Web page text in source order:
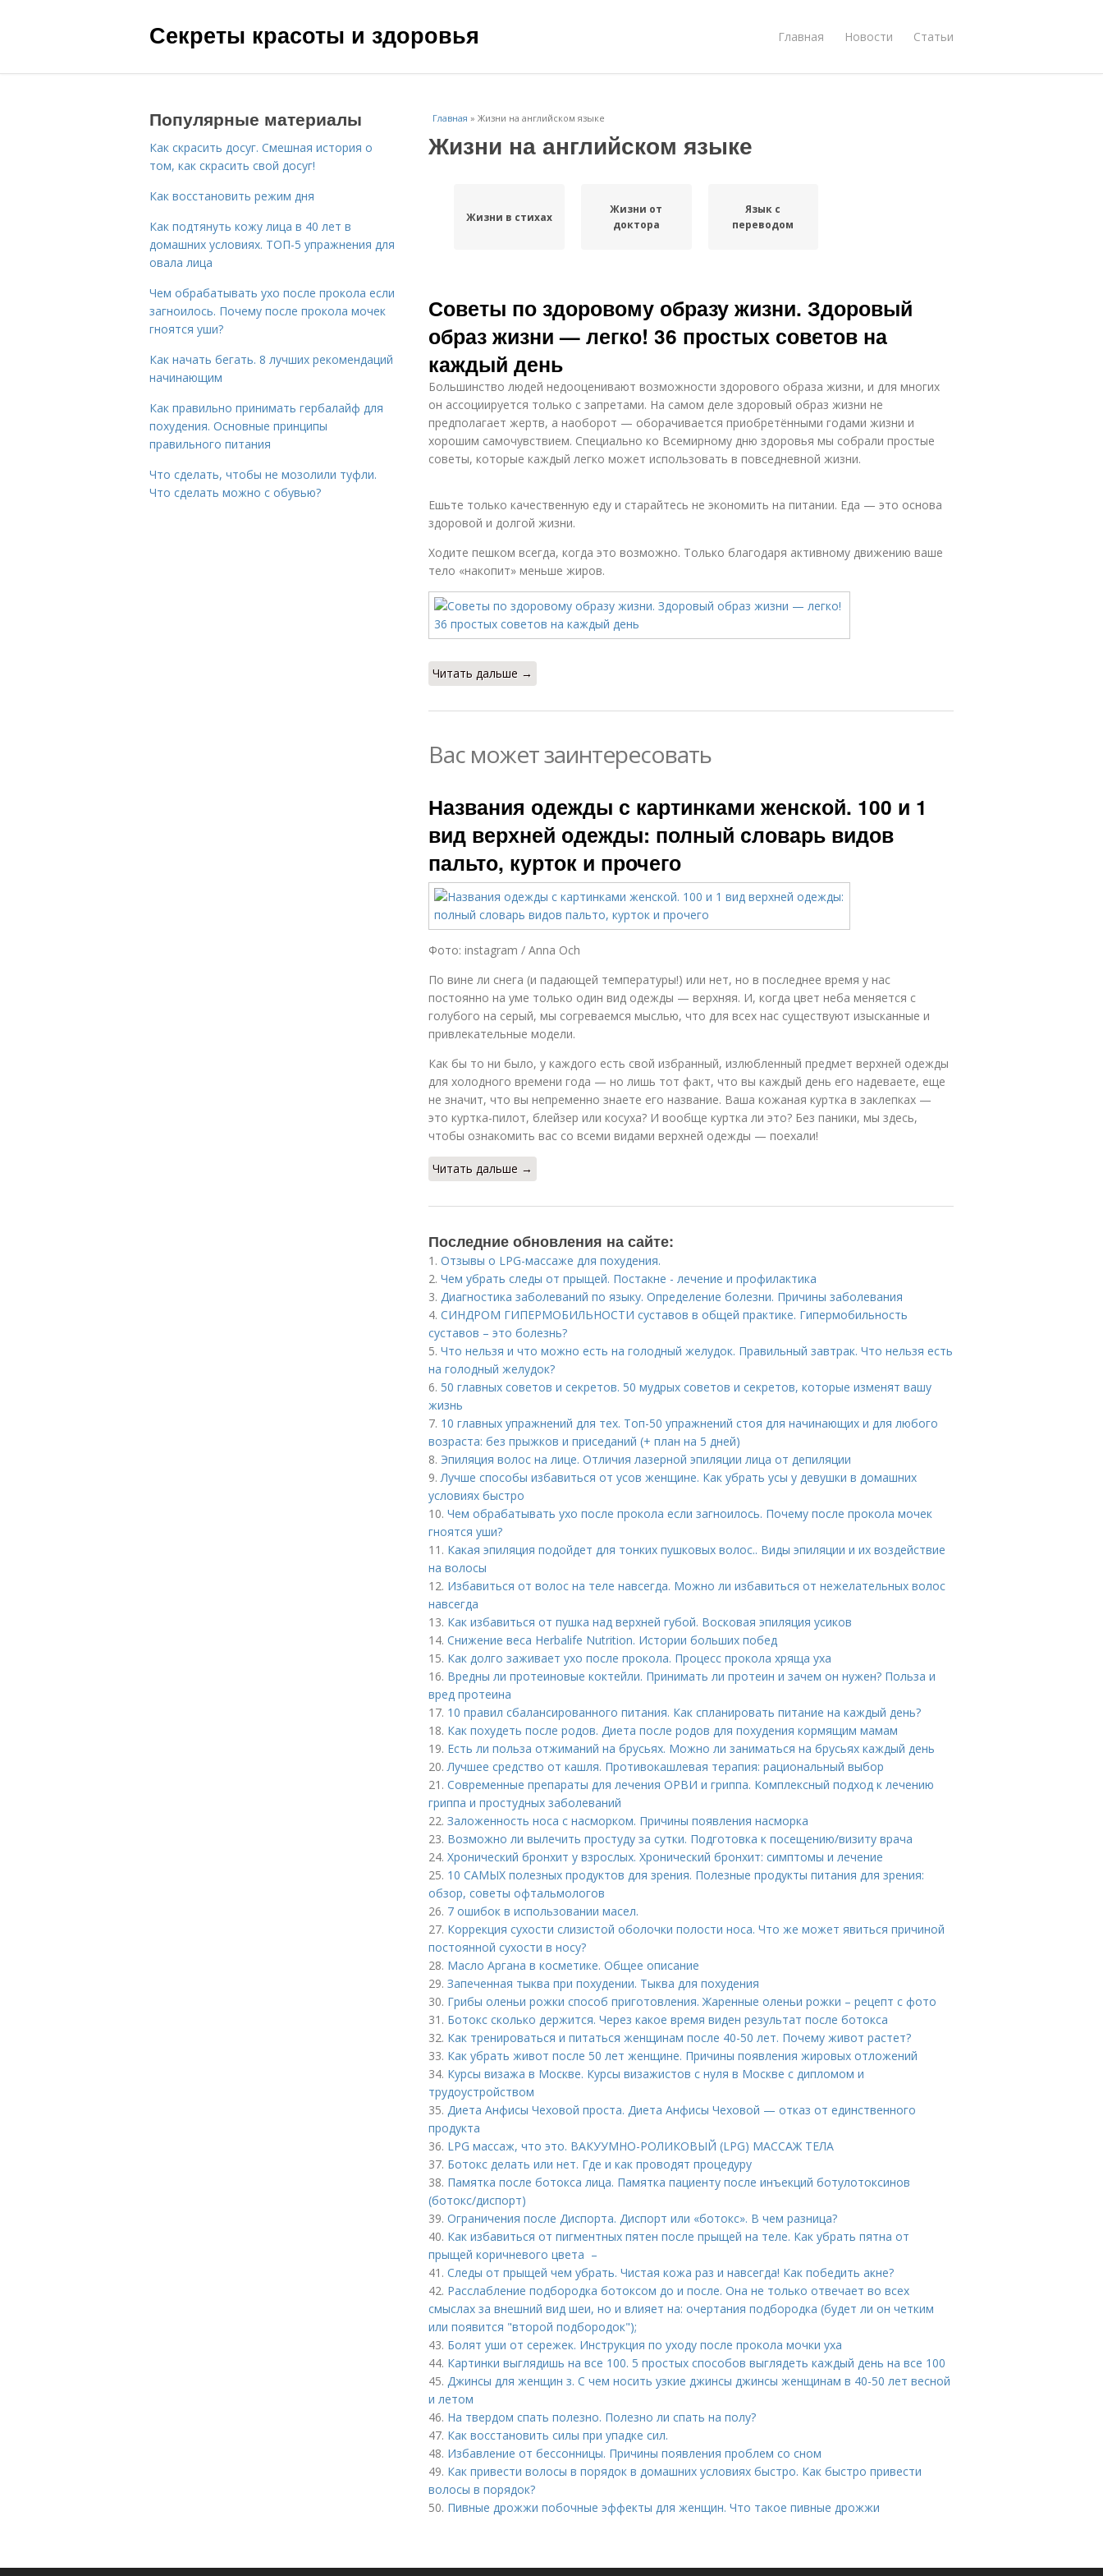
Секреты красоты и здоровья Главная Новости Статьи
Главная » Жизни на английском языке
Жизни на английском языке
Жизни в стихах
Жизни от
доктора
Язык с
переводом
Советы по здоровому образу жизни. Здоровый
образ жизни — легко! 36 простых советов на
каждый день
Большинство людей недооценивают возможности здорового образа жизни, и для многих
он ассоциируется только с запретами. На самом деле здоровый образ жизни не
предполагает жертв, а наоборот — оборачивается приобретёнными годами жизни и
хорошим самочувствием. Специально ко Всемирному дню здоровья мы собрали простые
советы, которые каждый легко может использовать в повседневной жизни.
Ешьте только качественную еду и старайтесь не экономить на питании. Еда — это основа
здоровой и долгой жизни.
Ходите пешком всегда, когда это возможно. Только благодаря активному движению ваше
тело «накопит» меньше жиров.
Читать дальше →
Вас может заинтересовать
Названия одежды с картинками женской. 100 и 1
вид верхней одежды: полный словарь видов
пальто, курток и прочего
Фото: instagram / Anna Och
По вине ли снега (и падающей температуры!) или нет, но в последнее время у нас
постоянно на уме только один вид одежды — верхняя. И, когда цвет неба меняется с
голубого на серый, мы согреваемся мыслью, что для всех нас существуют изысканные и
привлекательные модели.
Как бы то ни было, у каждого есть свой избранный, излюбленный предмет верхней одежды
для холодного времени года — но лишь тот факт, что вы каждый день его надеваете, еще
не значит, что вы непременно знаете его название. Ваша кожаная куртка в заклепках —
это куртка-пилот, блейзер или косуха? И вообще куртка ли это? Без паники, мы здесь,
чтобы ознакомить вас со всеми видами верхней одежды — поехали!
Читать дальше →
Последние обновления на сайте:
1. Отзывы о LPG-массаже для похудения.
2. Чем убрать следы от прыщей. Постакне - лечение и профилактика
3. Диагностика заболеваний по языку. Определение болезни. Причины заболевания
4. СИНДРОМ ГИПЕРМОБИЛЬНОСТИ суставов в общей практике. Гипермобильность
суставов – это болезнь?
5. Что нельзя и что можно есть на голодный желудок. Правильный завтрак. Что нельзя есть
на голодный желудок?
6. 50 главных советов и секретов. 50 мудрых советов и секретов, которые изменят вашу
жизнь
7. 10 главных упражнений для тех. Топ-50 упражнений стоя для начинающих и для любого
возраста: без прыжков и приседаний (+ план на 5 дней)
8. Эпиляция волос на лице. Отличия лазерной эпиляции лица от депиляции
9.Лучше способы избавиться от усов женщине. Как убрать усы у девушки в домашних
условиях быстро
10. Чем обрабатывать ухо после прокола если загноилось. Почему после прокола мочек
гноятся уши?
11. Какая эпиляция подойдет для тонких пушковых волос.. Виды эпиляции и их воздействие
на волосы
12. Избавиться от волос на теле навсегда. Можно ли избавиться от нежелательных волос
навсегда
13. Как избавиться от пушка над верхней губой. Восковая эпиляция усиков
14. Снижение веса Herbalife Nutrition. Истории больших побед
15. Как долго заживает ухо после прокола. Процесс прокола хряща уха
16. Вредны ли протеиновые коктейли. Принимать ли протеин и зачем он нужен? Польза и
вред протеина
17. 10 правил сбалансированного питания. Как спланировать питание на каждый день?
18. Как похудеть после родов. Диета после родов для похудения кормящим мамам
19. Есть ли польза отжиманий на брусьях. Можно ли заниматься на брусьях каждый день
20.Лучшее средство от кашля. Противокашлевая терапия: рациональный выбор
21. Современные препараты для лечения ОРВИ и гриппа. Комплексный подход к лечению
гриппа и простудных заболеваний
22. Заложенность носа с насморком. Причины появления насморка
23. Возможно ли вылечить простуду за сутки. Подготовка к посещению/визиту врача
24. Хронический бронхит у взрослых. Хронический бронхит: симптомы и лечение
25. 10 САМЫХ полезных продуктов для зрения. Полезные продукты питания для зрения:
обзор, советы офтальмологов
26. 7 ошибок в использовании масел.
27. Коррекция сухости слизистой оболочки полости носа. Что же может явиться причиной
постоянной сухости в носу?
28. Масло Аргана в косметике. Общее описание
29. Запеченная тыква при похудении. Тыква для похудения
30. Грибы оленьи рожки способ приготовления. Жаренные оленьи рожки – рецепт с фото
31. Ботокс сколько держится. Через какое время виден результат после ботокса
32. Как тренироваться и питаться женщинам после 40-50 лет. Почему живот растет?
33. Как убрать живот после 50 лет женщине. Причины появления жировых отложений
34. Курсы визажа в Москве. Курсы визажистов с нуля в Москве с дипломом и
трудоустройством
35. Диета Анфисы Чеховой проста. Диета Анфисы Чеховой — отказ от единственного
продукта
36. LPG массаж, что это. ВАКУУМНО-РОЛИКОВЫЙ (LPG) МАССАЖ ТЕЛА
37. Ботокс делать или нет. Где и как проводят процедуру
38. Памятка после ботокса лица. Памятка пациенту после инъекций ботулотоксинов
(ботокс/диспорт)
39. Ограничения после Диспорта. Диспорт или «ботокс». В чем разница?
40. Как избавиться от пигментных пятен после прыщей на теле. Как убрать пятна от
прыщей коричневого цвета –
41. Следы от прыщей чем убрать. Чистая кожа раз и навсегда! Как победить акне?
42. Расслабление подбородка ботоксом до и после. Она не только отвечает во всех
смыслах за внешний вид шеи, но и влияет на: очертания подбородка (будет ли он четким
или появится "второй подбородок");
43. Болят уши от сережек. Инструкция по уходу после прокола мочки уха
44. Картинки выглядишь на все 100. 5 простых способов выглядеть каждый день на все 100
45. Джинсы для женщин з. С чем носить узкие джинсы джинсы женщинам в 40-50 лет весной
и летом
46. На твердом спать полезно. Полезно ли спать на полу?
47. Как восстановить силы при упадке сил.
48. Избавление от бессонницы. Причины появления проблем со сном
49. Как привести волосы в порядок в домашних условиях быстро. Как быстро привести
волосы в порядок?
50. Пивные дрожжи побочные эффекты для женщин. Что такое пивные дрожжи
Популярные материалы
Как скрасить досуг. Смешная история о
том, как скрасить свой досуг!
Как восстановить режим дня
Как подтянуть кожу лица в 40 лет в
домашних условиях. ТОП-5 упражнения для
овала лица
Чем обрабатывать ухо после прокола если
загноилось. Почему после прокола мочек
гноятся уши?
Как начать бегать. 8 лучших рекомендаций
начинающим
Как правильно принимать гербалайф для
похудения. Основные принципы
правильного питания
Что сделать, чтобы не мозолили туфли.
Что сделать можно с обувью?